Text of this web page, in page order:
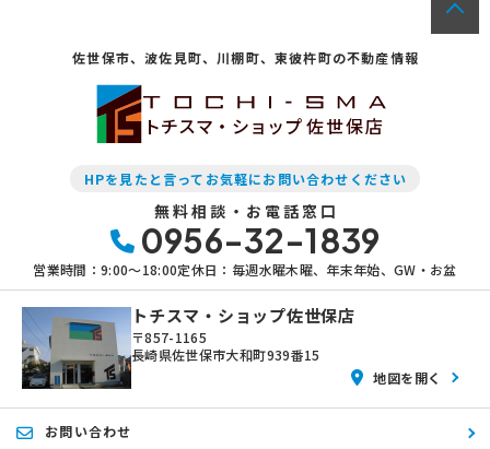
佐世保市、波佐見町、川棚町、東彼杵町の不動産情報
トチスマ・ショップ佐世保店
HPを見たと言ってお気軽にお問い合わせください
無料相談・お電話窓口
0956-32-1839
営業時間：9:00〜18:00定休日：毎週水曜木曜、年末年始、GW・お盆
トチスマ・ショップ佐世保店
〒857-1165
長崎県佐世保市大和町939番15
地図を開く
お問い合わせ